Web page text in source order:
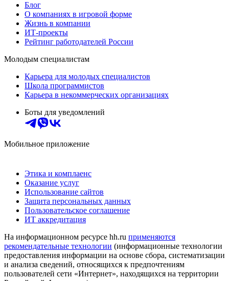
Блог
О компаниях в игровой форме
Жизнь в компании
ИТ-проекты
Рейтинг работодателей России
Молодым специалистам
Карьера для молодых специалистов
Школа программистов
Карьера в некоммерческих организациях
Боты для уведомлений
Мобильное приложение
Этика и комплаенс
Оказание услуг
Использование сайтов
Защита персональных данных
Пользовательское соглашение
ИТ аккредитация
На информационном ресурсе hh.ru применяются
рекомендательные технологии (информационные технологии
предоставления информации на основе сбора, систематизации
и анализа сведений, относящихся к предпочтениям
пользователей сети «Интернет», находящихся на территории